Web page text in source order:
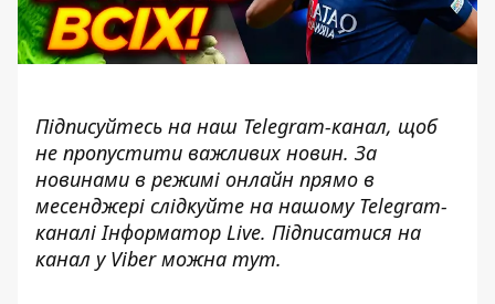
Підписуйтесь на наш Telegram-канал, щоб
не пропустити важливих новин. За
новинами в режимі онлайн прямо в
месенджері слідкуйте на нашому Telegram-
каналі Інформатор Live. Підписатися на
канал у Viber можна тут.